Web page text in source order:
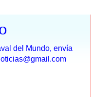
del Mundo, envía